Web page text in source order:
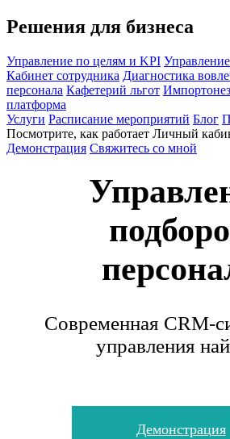
Решения для бизнеса
Управление по целям и KPI
Кабинет сотрудника Диагностика
персонала Кафетерий льгот
платформа
Услуги Расписание мероприятий Блог
Посмотрите, как работает Личный
Демонстрация Свяжитесь со мной
Современная CRM-
управления
Демонстрация